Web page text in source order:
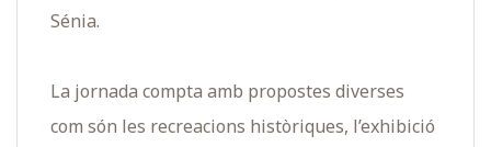
Sénia.
La jornada compta amb propostes diverses
com són les recreacions històriques, l’exhibició